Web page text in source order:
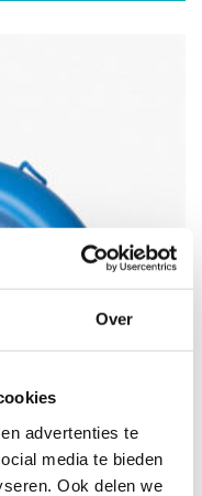
Over
advertenties te
media te bieden
Ook delen we